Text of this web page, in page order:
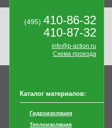
(495) 410-86-32
410-87-32
info@p-action.ru
Схема проезда
Каталог материалов:
Гидроизоляция
Теплоизоляция